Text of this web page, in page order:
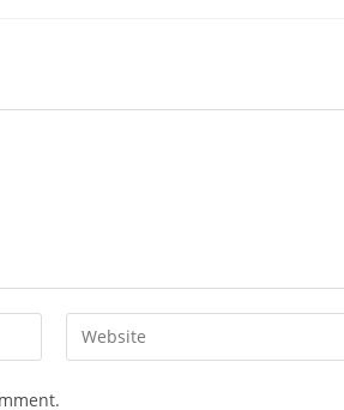
Enter
your